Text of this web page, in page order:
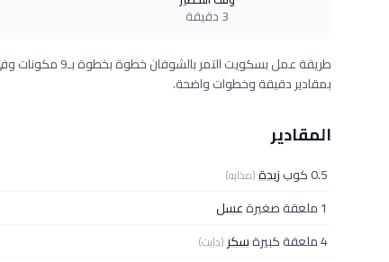
3 دقيقة
بمقادير دقيقة وخطوات واضحة.
المقادير
0.5 كوب زبدة(مذابه)
1 ملعقة صغيرة
عسل
4 ملعقة كبيرة
سكر (دايت)